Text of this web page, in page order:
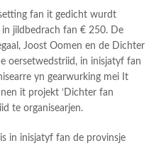
fan it gedicht wurdt
in jildbedrach fan € 250. De
Joost Oomen en de Dichter
oersetwedstriid, in inisjatyf fan
yn gearwurking mei It
it projekt ‘Dichter fan
te organisearjen.
in inisjatyf fan de provinsje